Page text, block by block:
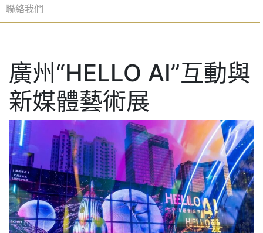
聯絡我們
廣州“HELLO AI”互動與
新媒體藝術展